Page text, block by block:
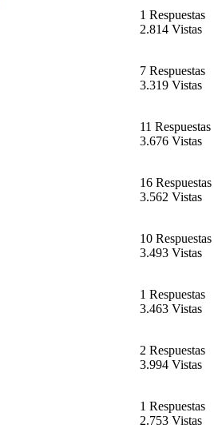
1 Respuestas
2.814 Vistas
7 Respuestas
3.319 Vistas
11 Respuestas
3.676 Vistas
16 Respuestas
3.562 Vistas
10 Respuestas
3.493 Vistas
1 Respuestas
3.463 Vistas
2 Respuestas
3.994 Vistas
1 Respuestas
2.753 Vistas